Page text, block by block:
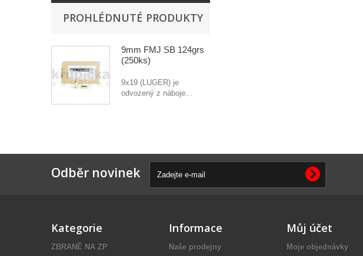
PROHLÉDNUTÉ PRODUKTY
9mm FMJ SB 124grs
(250ks)
9x19 (LUGER) je
odvozený z náboje...
Odběr novinek
Kategorie
ZBRANĚ NA ZP
Informace
Naše prodejny
Můj účet
Moje objednávky